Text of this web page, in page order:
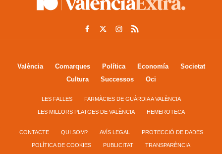
València Comarques Política Economía
Societat
Cultura
Successos Oci
LES FALLES FARMÀCIES DE GUÀRDIA A VALÈNCIA
LES MILLORS PLATGES DE VALÈNCIA HEMEROTECA
CONTACTE QUI SOM? AVÍS LEGAL PROTECCIÓ DE DADES
POLÍTICA DE COOKIES PUBLICITAT TRANSPARÈNCIA